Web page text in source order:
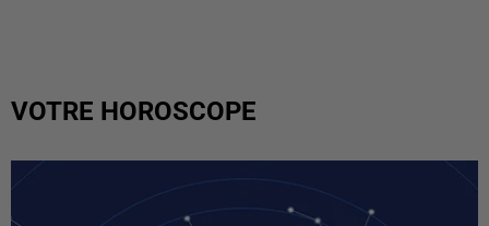
VOTRE HOROSCOPE